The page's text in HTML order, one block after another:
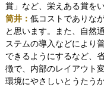
賞」など、栄えある賞を
筒井： 低コストでありな
と思います。また、自然
ステムの導入などにより
できるようにするなど、
徴で、内部のレイアウト
環境にやさしいとうたう